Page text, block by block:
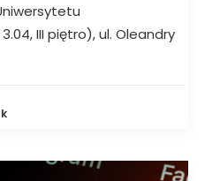
III piętro), ul. Oleandry